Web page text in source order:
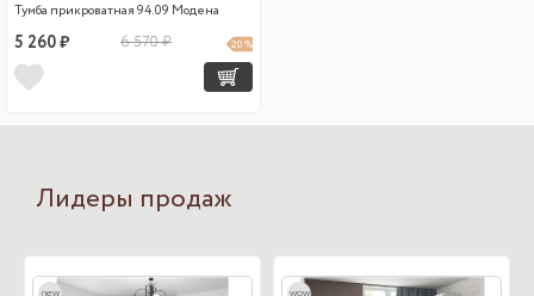
Тумба прикроватная 94.09 Модена
5 260 ₽ 6 570 ₽ 20 %
Лидеры продаж